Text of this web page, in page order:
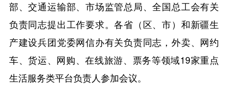
部、交通运输部、市场监管总局、全国总工会有关
负责同志提出工作要求。各省（区、市）和新疆生
产建设兵团党委网信办有关负责同志，外卖、网约
车、货运、网购、在线旅游、票务等领域19家重点
生活服务类平台负责人参加会议。